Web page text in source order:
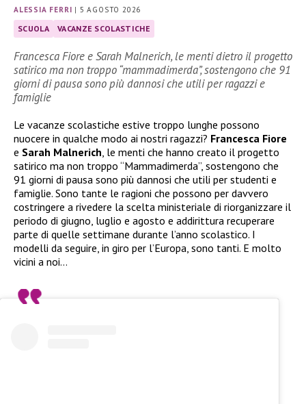
ALESSIA FERRI | 5 AGOSTO 2026
SCUOLA VACANZE SCOLASTICHE
Francesca Fiore e Sarah Malnerich, le menti dietro il progetto
satirico ma non troppo “mammadimerda”, sostengono che 91
giorni di pausa sono più dannosi che utili per ragazzi e
famiglie
Le vacanze scolastiche estive troppo lunghe possono
nuocere in qualche modo ai nostri ragazzi? Francesca Fiore
e Sarah Malnerich , le menti che hanno creato il progetto
satirico ma non troppo “Mammadimerda”, sostengono che
91 giorni di pausa sono più dannosi che utili per studenti e
famiglie. Sono tante le ragioni che possono per davvero
costringere a rivedere la scelta ministeriale di riorganizzare il
periodo di giugno, luglio e agosto e addirittura recuperare
parte di quelle settimane durante l’anno scolastico. I
modelli da seguire, in giro per l’Europa, sono tanti. E molto
vicini a noi…